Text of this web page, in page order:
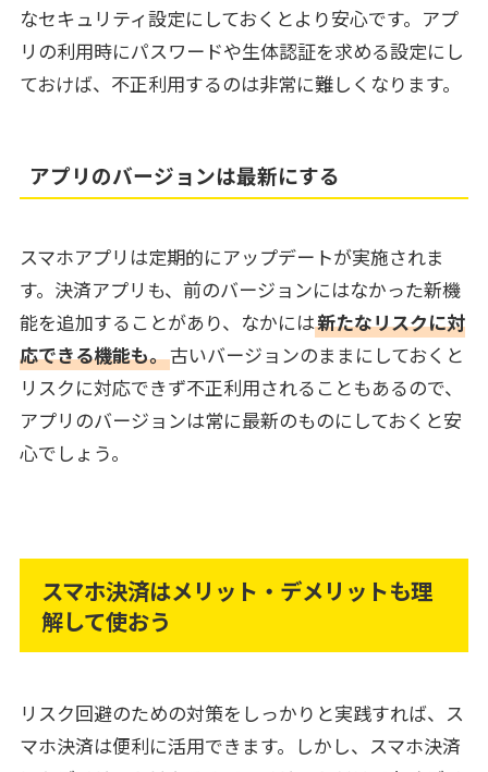
なセキュリティ設定にしておくとより安心です。アプ
リの利用時にパスワードや生体認証を求める設定にし
ておけば、不正利用するのは非常に難しくなります。
アプリのバージョンは最新にする
スマホアプリは定期的にアップデートが実施されま
す。決済アプリも、前のバージョンにはなかった新機
能を追加することがあり、なかには新たなリスクに対
応できる機能も。古いバージョンのままにしておくと
リスクに対応できず不正利用されることもあるので、
アプリのバージョンは常に最新のものにしておくと安
心でしょう。
スマホ決済はメリット・デメリットも理
解して使おう
リスク回避のための対策をしっかりと実践すれば、ス
マホ決済は便利に活用できます。しかし、スマホ決済